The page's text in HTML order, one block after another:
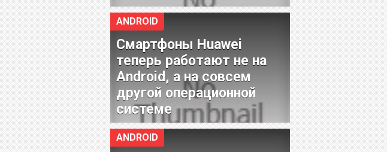
ANDROID
Смартфоны Huawei
теперь работают не на
Android, а на совсем
другой операционной
системе
ANDROID